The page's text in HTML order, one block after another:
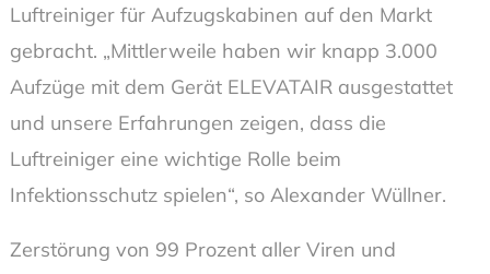
Luftreiniger für Aufzugskabinen auf den Markt
gebracht. „Mittlerweile haben wir knapp 3.000
Aufzüge mit dem Gerät ELEVATAIR ausgestattet
und unsere Erfahrungen zeigen, dass die
Luftreiniger eine wichtige Rolle beim
Infektionsschutz spielen“, so Alexander Wüllner.
Zerstörung von 99 Prozent aller Viren und